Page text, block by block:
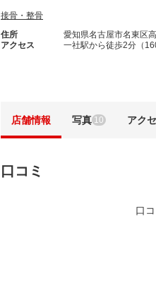
接骨・整骨
住所
愛知県名古屋市名東区
アクセス
一社駅から徒歩2分（
店舗情報 写真 10 アク
口コミ
口